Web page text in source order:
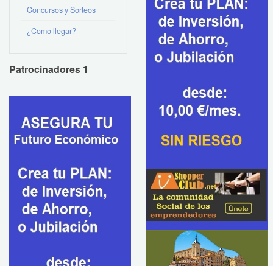
Concursos y Sorteos
¿Como llegar?
Patrocinadores 1